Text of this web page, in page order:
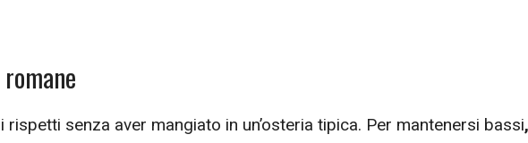
rispetti senza aver mangiato in un’osteria tipica. Per mantenersi bassi,